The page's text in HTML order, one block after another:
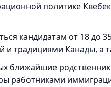
политике
кандидатам от 18 до
традициями Канады, а
ближайшие
работниками